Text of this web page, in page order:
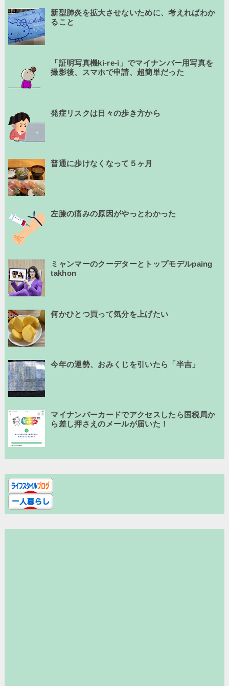
新型肺炎を拡大させないために、考えればわか
ること
「証明写真機ki-re-i」でマイナンバー用写真を
撮影後、スマホで申請、超簡単だった
発症リスクは日々の歩き方から
普通に歩けなくなって５ヶ月
左膝の痛みの原因がやっとわかった
ミャンマーのクーデターとトップモデルpaing
takhon
何かひとつ買って気分を上げたい
今年の運勢、おみくじを引いたら「半吉」
マイナンバーカードでアクセスしたら国税局か
ら差し押さえのメールが届いた！